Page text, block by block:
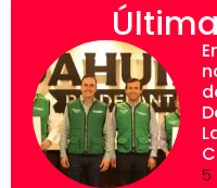
5